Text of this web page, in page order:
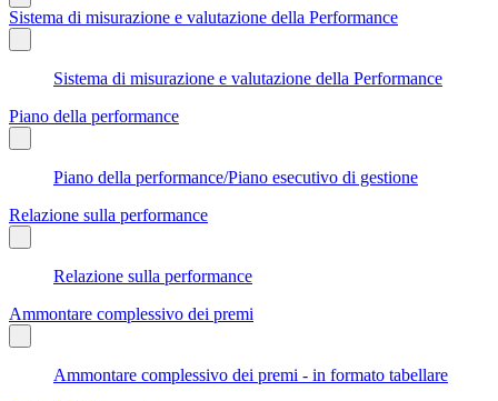
Sistema di misurazione e valutazione della Performance
Sistema di misurazione e valutazione della Performance
Piano della performance
Piano della performance/Piano esecutivo di gestione
Relazione sulla performance
Relazione sulla performance
Ammontare complessivo dei premi
Ammontare complessivo dei premi - in formato tabellare